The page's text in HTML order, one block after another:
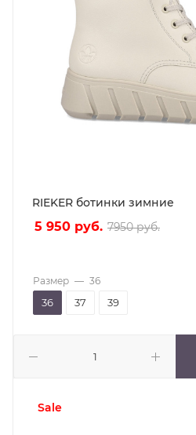
RIEKER ботинки зимние
5 950 руб. 7950руб.
Размер — 36
36 37 39
sale